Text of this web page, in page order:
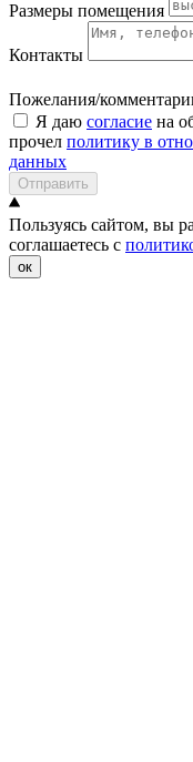
Размеры помещения
Контакты
Пожелания/
Я даю согласие на
прочел политику в
данных
Отправить
Пользуясь сайтом, вы
соглашаетесь с
ок